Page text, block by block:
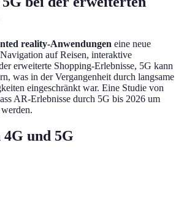
reality-Anwendungen eine neue
auf Reisen, interaktive
erweiterte Shopping-Erlebnisse, 5G kann
was in der Vergangenheit durch langsame
eingeschränkt war. Eine Studie von
AR-Erlebnisse durch 5G bis 2026 um
und 5G